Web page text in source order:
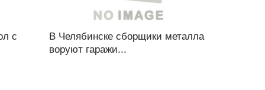
с
В Челябинске сборщики металла
воруют гаражи...